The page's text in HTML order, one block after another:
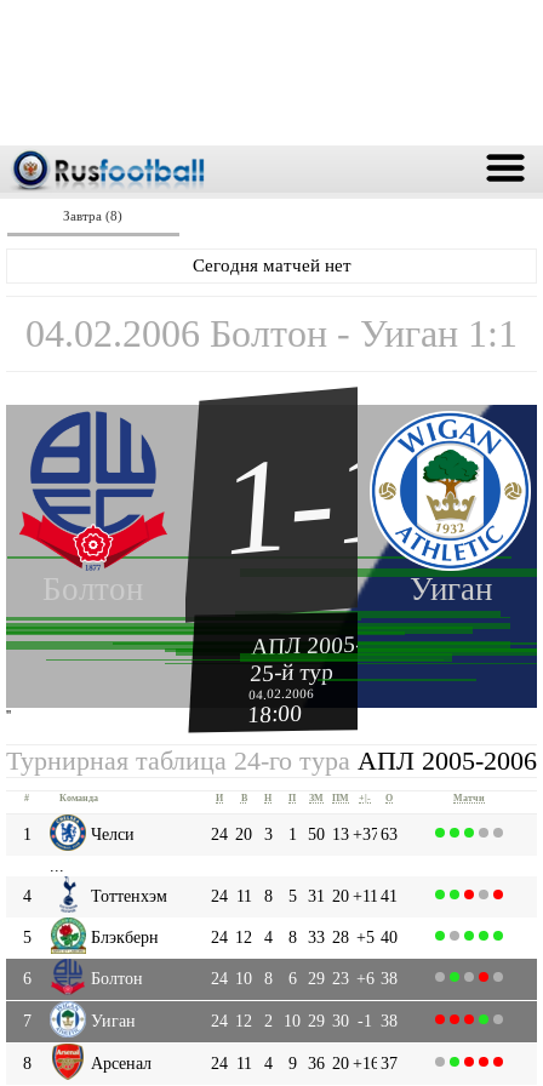
Завтра (8)
Сегодня матчей нет
04.02.2006 Болтон - Уиган 1:1
Болтон Уиган
1-1
АПЛ 2005-2006
25-й тур
04.02.2006
18:00
''
Турнирная таблица 24-го тура АПЛ 2005-2006
# Команда И В Н П ЗМ ПМ +|- О Матчи
1 Челси 24 20 3 1 50 13+3763
4
Тоттенхэм 24 11 8 5 31 20+11 41
5 Блэкберн 24 12 4 8 33 28 +5 40
6 Болтон 24 10 8 6 29 23 +6 38
7 Уиган 24 12 2 10 29 30 -1 38
8 Арсенал 24 11 4 9 36 20+1637